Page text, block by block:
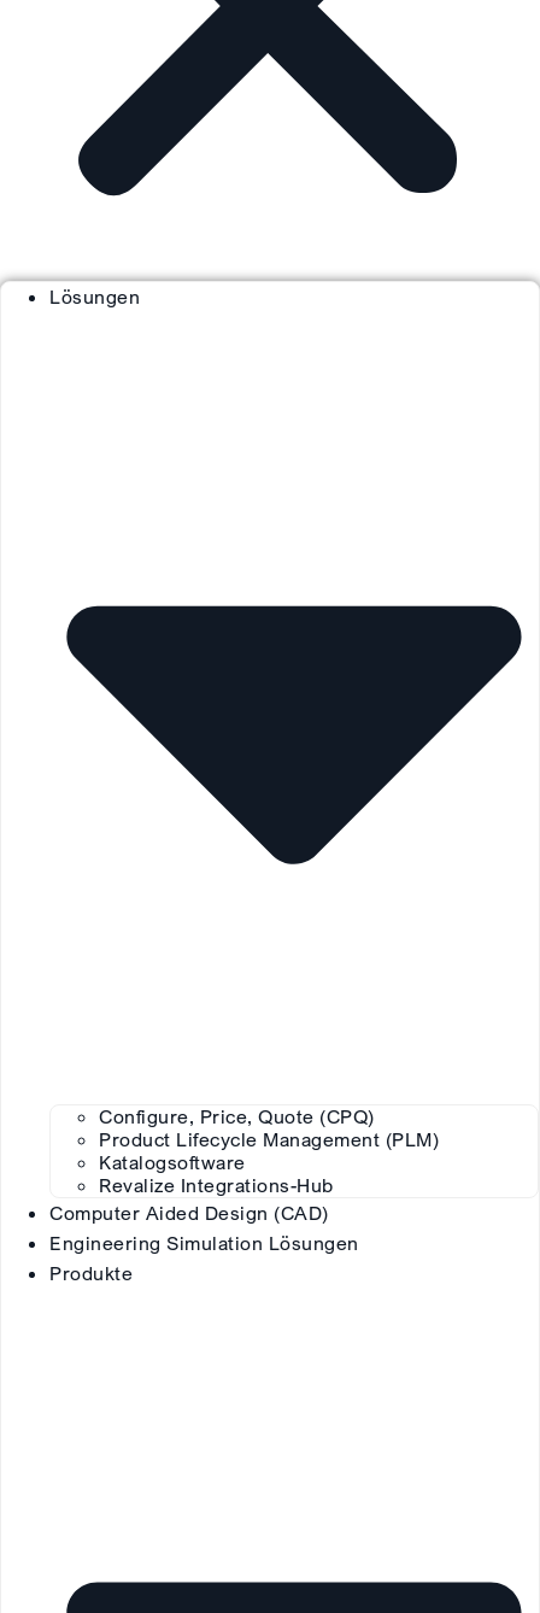
Lösungen
Configure, Price, Quote (CPQ)
Product Lifecycle Management (PLM)
Katalogsoftware
Revalize Integrations-Hub
Computer Aided Design (CAD)
Engineering Simulation Lösungen
Produkte